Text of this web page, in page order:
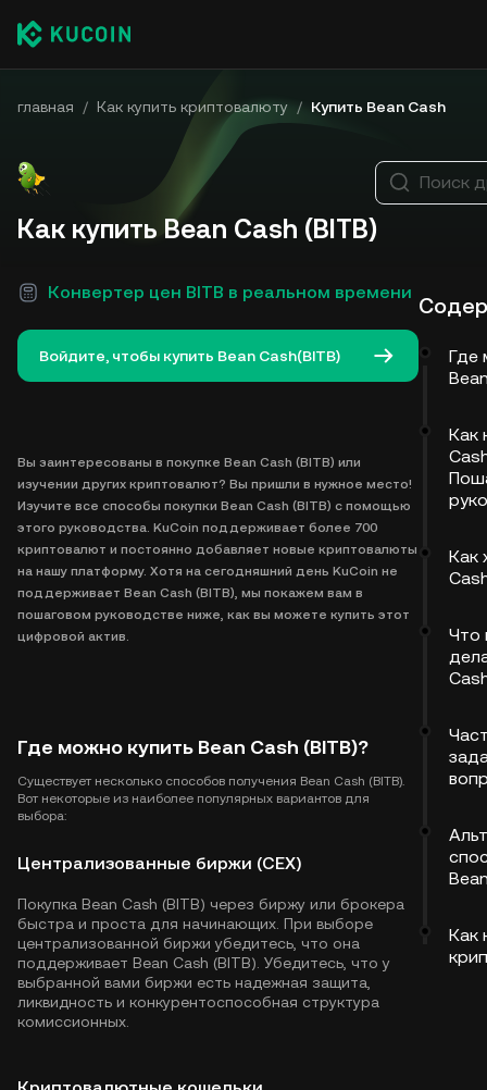
главная / Как купить криптовалюту / Купить Bean Cash
Как купить Bean Cash (BITB)
Конвертер цен BITB в реальном времени
Войдите, чтобы купить Bean Cash(BITB)
Вы заинтересованы в покупке Bean Cash (BITB) или
изучении других криптовалют? Вы пришли в нужное место!
Изучите все способы покупки Bean Cash (BITB) с помощью
этого руководства. KuCoin поддерживает более 700
криптовалют и постоянно добавляет новые криптовалюты
на нашу платформу. Хотя на сегодняшний день KuCoin не
поддерживает Bean Cash (BITB), мы покажем вам в
пошаговом руководстве ниже, как вы можете купить этот
цифровой актив.
Где можно купить Bean Cash (BITB)?
Существует несколько способов получения Bean Cash (BITB).
Вот некоторые из наиболее популярных вариантов для
выбора:
Централизованные биржи (CEX)
Покупка Bean Cash (BITB) через биржу или брокера
быстра и проста для начинающих. При выборе
централизованной биржи убедитесь, что она
поддерживает Bean Cash (BITB). Убедитесь, что у
выбранной вами биржи есть надежная защита,
ликвидность и конкурентоспособная структура
комиссионных.
Поиск
Где
Как
Как
Что
Как